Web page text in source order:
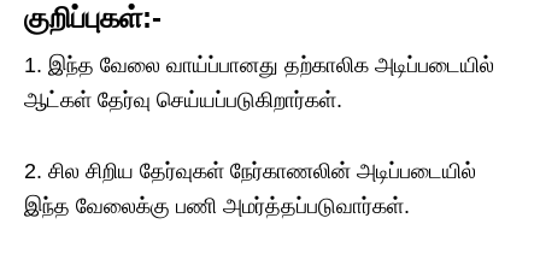
குறிப்புகள்:-
1. இந்த வேலை வாய்ப்பானது தற்காலிக அடிப்படையில்
ஆட்கள் தேர்வு செய்யப்படுகிறார்கள்.
2. சில சிறிய தேர்வுகள் நேர்காணலின் அடிப்படையில்
இந்த வேலைக்கு பணி அமர்த்தப்படுவார்கள்.